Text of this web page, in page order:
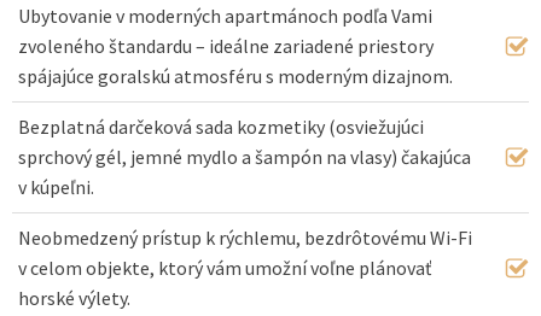
Ubytovanie v moderných apartmánoch podľa Vami
zvoleného štandardu – ideálne zariadené priestory
spájajúce goralskú atmosféru s moderným dizajnom.
Bezplatná darčeková sada kozmetiky (osviežujúci
sprchový gél, jemné mydlo a šampón na vlasy) čakajúca
v kúpeľni.
Neobmedzený prístup k rýchlemu, bezdrôtovému Wi-Fi
v celom objekte, ktorý vám umožní voľne plánovať
horské výlety.